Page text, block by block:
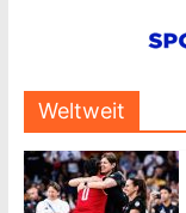
Weltweit